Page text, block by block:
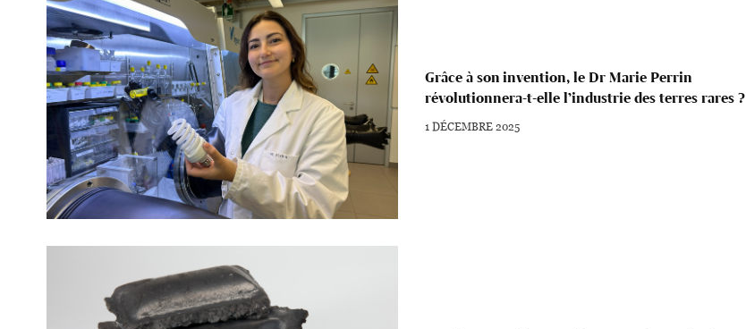
Grâce à son invention, le Dr Marie Perrin
révolutionnera-t-elle l’industrie des terres rares ?
1 DÉCEMBRE 2025